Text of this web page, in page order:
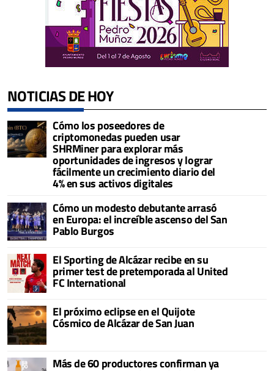
NOTICIAS DE HOY
Cómo los poseedores de
criptomonedas pueden usar
SHRMiner para explorar más
oportunidades de ingresos y lograr
fácilmente un crecimiento diario del
4% en sus activos digitales
Cómo un modesto debutante arrasó
en Europa: el increíble ascenso del San
Pablo Burgos
El Sporting de Alcázar recibe en su
primer test de pretemporada al United
FC International
El próximo eclipse en el Quijote
Cósmico de Alcázar de San Juan
Más de 60 productores confirman ya